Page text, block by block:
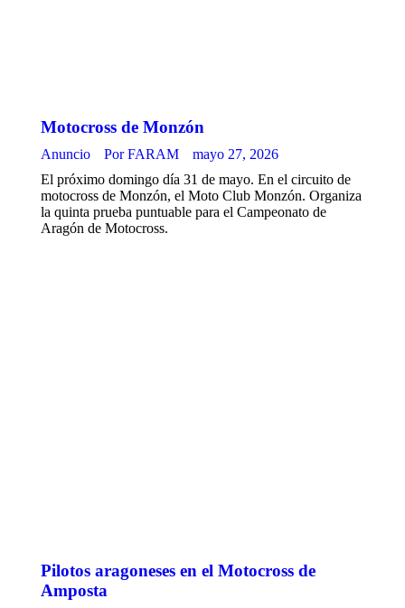
Motocross de Monzón
Anuncio PorFARAM
mayo 27, 2026
El próximo domingo día 31 de mayo. En el circuito de
motocross de Monzón, el Moto Club Monzón. Organiza
la quinta prueba puntuable para el Campeonato de
Aragón de Motocross.
Pilotos aragoneses en el Motocross de
Amposta